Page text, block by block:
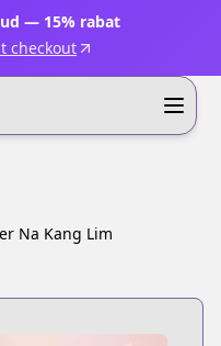
— 15% rabat
checkout
Na Kang Lim